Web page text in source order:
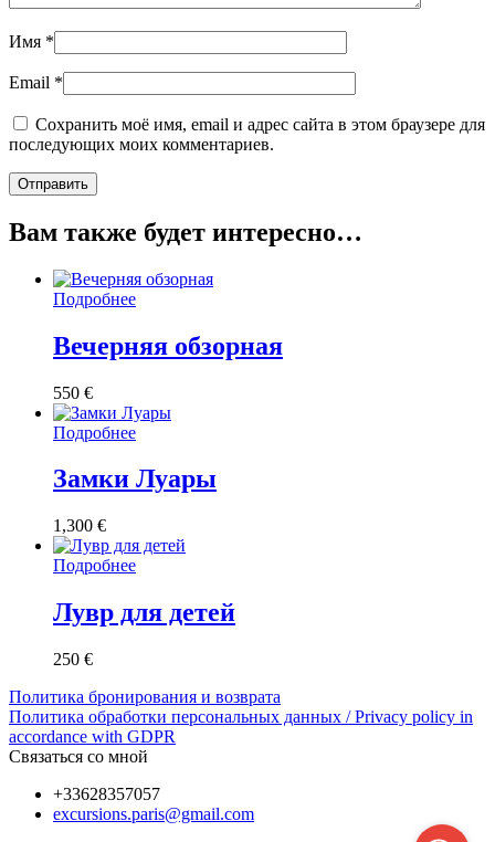
Имя *
Email *
Сохранить моё имя, email и адрес сайта в этом браузере для
последующих моих комментариев.
Вам также будет интересно…
Подробнее
Вечерняя обзорная
550 €
Подробнее
Замки Луары
1,300 €
Подробнее
Лувр для детей
250 €
Политика бронирования и возврата
Политика обработки персональных данных / Privacy policy in
accordance with GDPR
Связаться со мной
+33628357057
excursions.paris@gmail.com